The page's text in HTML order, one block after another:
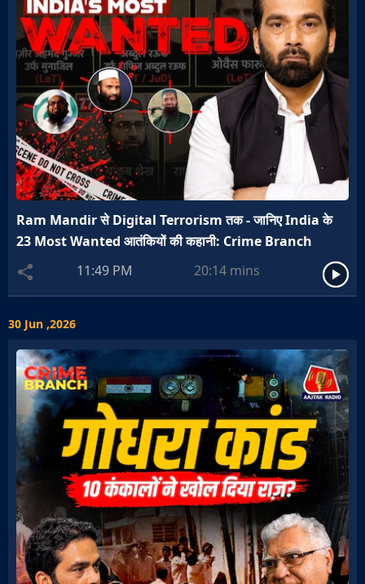
Ram Mandir से Digital Terrorism तक - जानिए India के
23 Most Wanted आतंकियों की कहानी: Crime Branch
11:49 PM
20:14mins
30 Jun ,2026